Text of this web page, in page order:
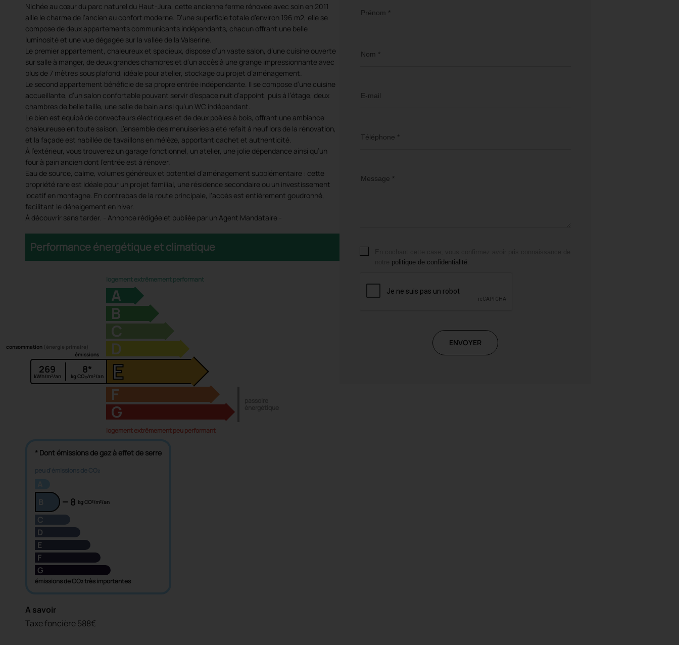
Nichée au cœur du parc naturel du Haut-Jura, cette ancienne ferme rénovée avec soin en 2011
allie le charme de l’ancien au confort moderne. D’une superficie totale d’environ 196 m2, elle se
compose de deux appartements communicants indépendants, chacun offrant une belle
luminosité et une vue dégagée sur la vallée de la Valserine.
Le premier appartement, chaleureux et spacieux, dispose d’un vaste salon, d’une cuisine ouverte
sur salle à manger, de deux grandes chambres et d’un accès à une grange impressionnante avec
plus de 7 mètres sous plafond, idéale pour atelier, stockage ou projet d’aménagement.
Le second appartement bénéficie de sa propre entrée indépendante. Il se compose d’une cuisine
accueillante, d’un salon confortable pouvant servir d’espace nuit d’appoint, puis à l’étage, deux
chambres de belle taille, une salle de bain ainsi qu’un WC indépendant.
Le bien est équipé de convecteurs électriques et de deux poêles à bois, offrant une ambiance
chaleureuse en toute saison. L’ensemble des menuiseries a été refait à neuf lors de la rénovation,
et la façade est habillée de tavaillons en mélèze, apportant cachet et authenticité.
À l’extérieur, vous trouverez un garage fonctionnel, un atelier, une jolie dépendance ainsi qu’un
four à pain ancien dont l’entrée est à rénover.
Eau de source, calme, volumes généreux et potentiel d’aménagement supplémentaire : cette
propriété rare est idéale pour un projet familial, une résidence secondaire ou un investissement
locatif en montagne. En contrebas de la route principale, l'accès est entièrement goudronné,
facilitant le déneigement en hiver.
À découvrir sans tarder. - Annonce rédigée et publiée par un Agent Mandataire -
Performance énergétique et climatique
logement extrêmement performant
A
B
C
D
consommation (énergie primaire)
269
kWh/m²/an
émissions
8*
kg CO₂/m²/an E
F
G
logement extrêmement peu performant
* Dont émissions de gaz à effet de serre
peu d'émissions de CO₂
B
8 kg CO²/m²/an
C
D
E
F
G
émissions de CO₂ très importantes
A savoir
Taxe foncière 588€
Prénom *
Nom *
E-mail
Téléphone *
Message *
politique de confidentialité.
ENVOYER